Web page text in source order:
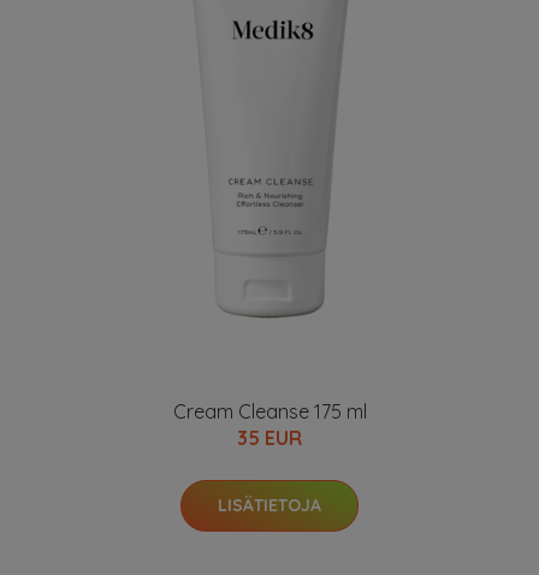
Cream Cleanse 175 ml
35 EUR
LISÄTIETOJA